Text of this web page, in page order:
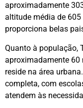
aproximadamente
altitude média de
proporciona belas
Quanto à população,
aproximadamente 60
reside na área
completa, com
atendem às